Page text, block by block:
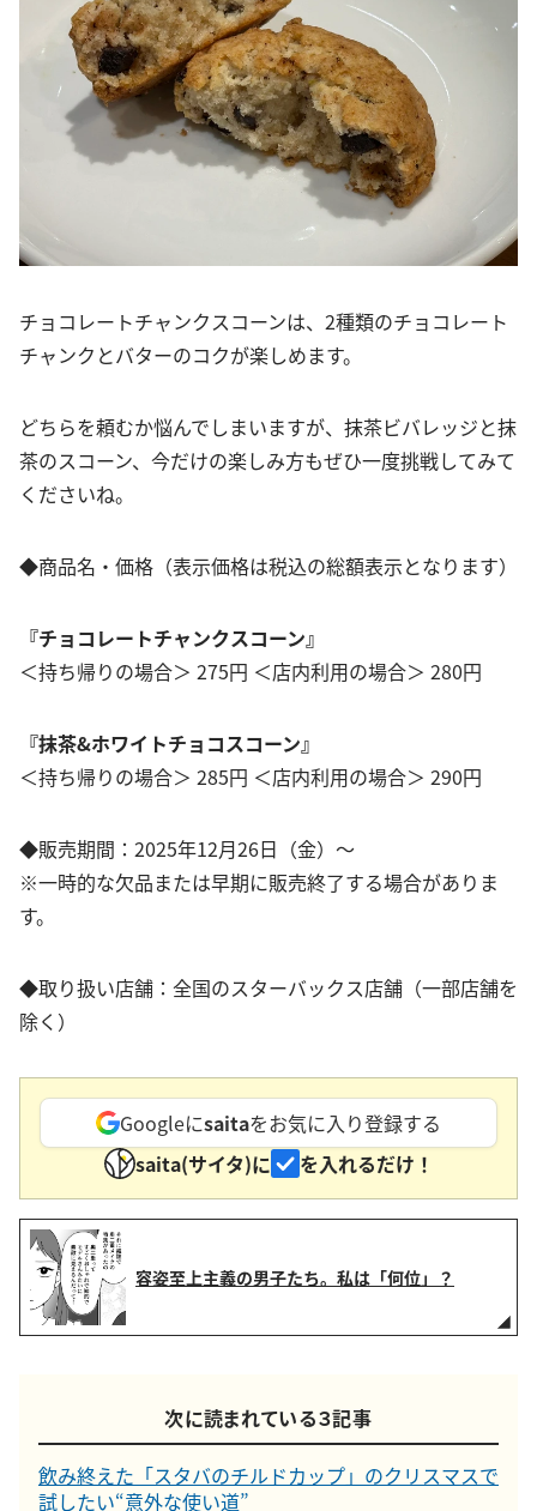
チョコレートチャンクスコーンは、2種類のチョコレート
チャンクとバターのコクが楽しめます。
どちらを頼むか悩んでしまいますが、抹茶ビバレッジと抹
茶のスコーン、今だけの楽しみ方もぜひ一度挑戦してみて
くださいね。
◆商品名・価格（表示価格は税込の総額表示となります）
『チョコレートチャンクスコーン』
＜持ち帰りの場合＞ 275円 ＜店内利用の場合＞ 280円
『抹茶&ホワイトチョコスコーン』
＜持ち帰りの場合＞ 285円 ＜店内利用の場合＞ 290円
◆販売期間：2025年12月26日（金）～
※一時的な欠品または早期に販売終了する場合がありま
す。
◆取り扱い店舗：全国のスターバックス店舗（一部店舗を
除く）
Googleにsaitaをお気に入り登録する
saita(サイタ)に
を入れるだけ！
容姿至上主義の男子たち。私は「何位」？
次に読まれている３記事
飲み終えた「スタバのチルドカップ」のクリスマスで
試したい“意外な使い道”